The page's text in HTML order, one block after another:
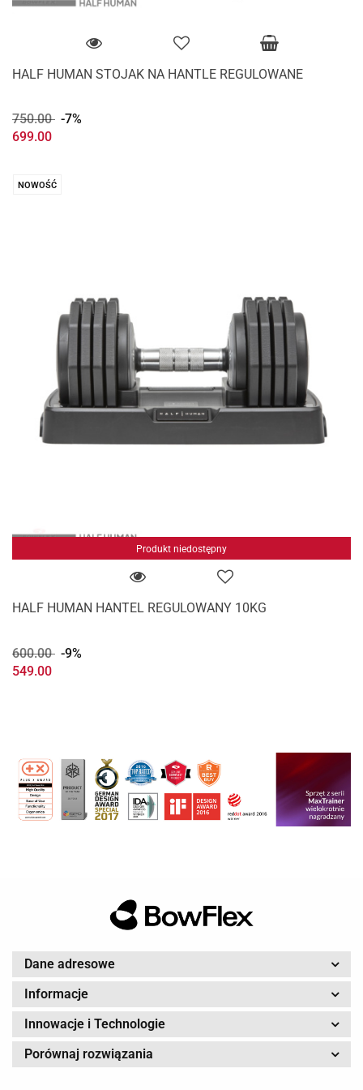
HALF HUMAN STOJAK NA HANTLE REGULOWANE
750.00 -7%
699.00
NOWOŚĆ
Produkt niedostępny
HALF HUMAN HANTEL REGULOWANY 10KG
600.00 -9%
549.00
Dane adresowe
Informacje
Innowacje i Technologie
Porównaj rozwiązania